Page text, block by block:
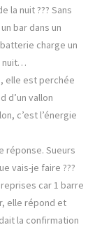
la nuit ??? Sans
bar dans un
charge un
nuit…
elle est perchée
d’un vallon
c’est l’énergie
réponse. Sueurs
vais-je faire ???
car 1 barre
elle répond et
la confirmation